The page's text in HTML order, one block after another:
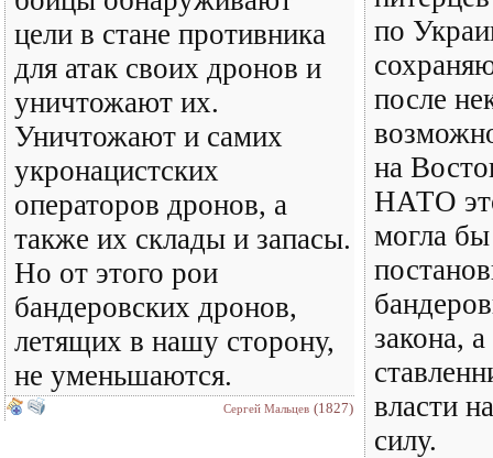
цели в стане противника
для атак своих дронов и
уничтожают их.
Уничтожают и самих
укронацистских
операторов дронов, а
также их склады и запасы.
Но от этого рои
бандеровских дронов,
летящих в нашу сторону,
не уменьшаются.
Сергей Мальцев (1827)
по
после
на
НАТО
могла
закона, а
власти
силу.